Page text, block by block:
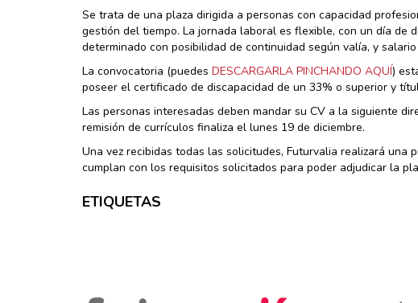
Se trata de una plaza dirigida a personas con capacidad
gestión del tiempo. La jornada laboral es flexible, con un día de
determinado con posibilidad de continuidad según valía, y
La convocatoria (puedes DESCARGARLA PINCHANDO AQUÍ)
poseer el certificado de discapacidad de un 33% o superior y
Las personas interesadas deben mandar su CV a la siguiente
remisión de currículos finaliza el lunes 19 de diciembre.
Una vez recibidas todas las solicitudes, Futurvalia realizará
cumplan con los requisitos solicitados para poder adjudicar la
ETIQUETAS